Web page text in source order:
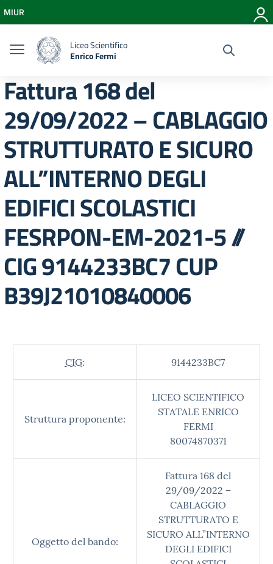
Vai al menu di navigazione
Vai al footer
MIUR
Liceo Scientifico
Enrico Fermi
Fattura 168 del
29/09/2022 – CABLAGGIO
STRUTTURATO E SICURO
ALL”INTERNO DEGLI
EDIFICI SCOLASTICI
FESRPON-EM-2021-5 //
CIG 9144233BC7 CUP
B39J21010840006
CIG: 9144233BC7
Struttura proponente:
LICEO SCIENTIFICO
STATALE ENRICO
FERMI
80074870371
Oggetto del bando:
Fattura 168 del
29/09/2022 –
CABLAGGIO
STRUTTURATO E
SICURO ALL”INTERNO
DEGLI EDIFICI